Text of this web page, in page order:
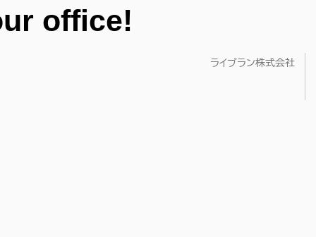
office!
ライブラン株式会社